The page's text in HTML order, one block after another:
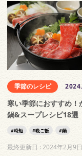
季節のレシピ
寒い季節におすすめ！
鍋&スープレシピ18選
時短 晩ご飯 鍋
最終更新日 :2024年2月9日